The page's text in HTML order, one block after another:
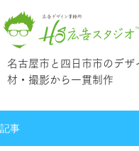
名古屋市と四日市市のデザ
材・撮影から一貫制作
記事